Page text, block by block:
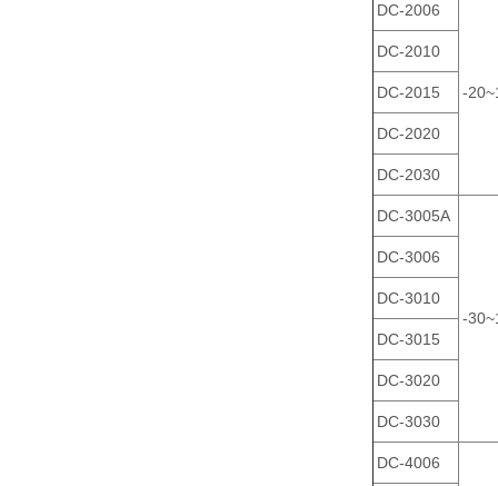
DC-2006
-
DC-2010
DC-2015
DC-2020
DC-2030
DC-3005A
-
DC-3006
DC-3010
DC-3015
DC-3020
DC-3030
DC-4006